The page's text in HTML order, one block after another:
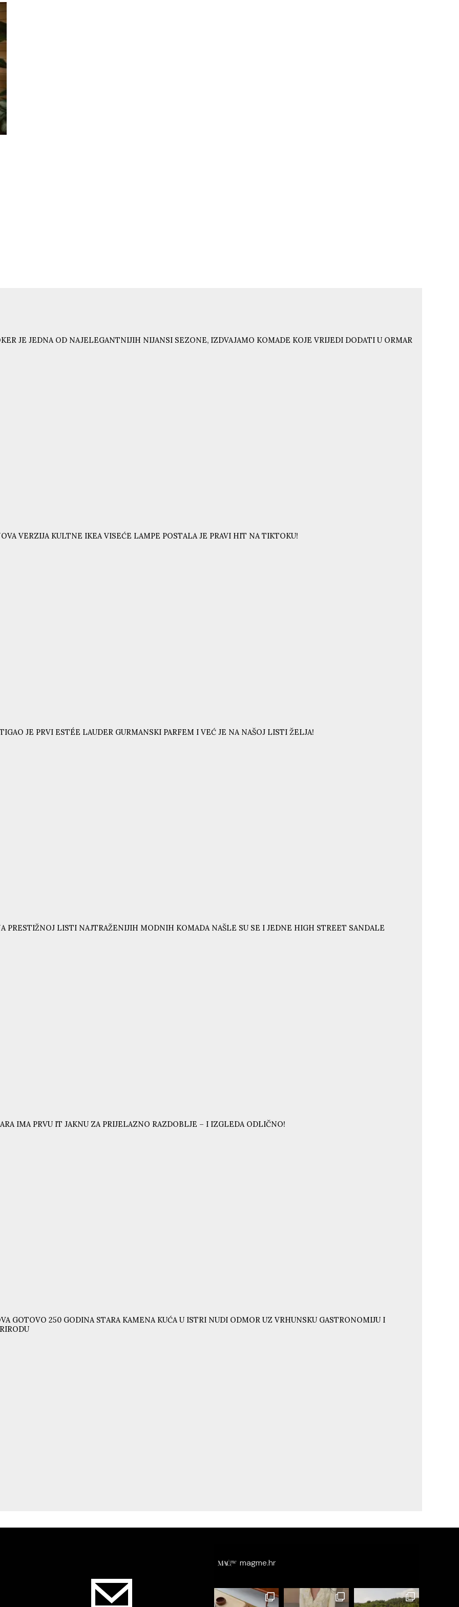
JE JEDNA OD NAJELEGANTNIJIH NIJANSI SEZONE, IZDVAJAMO KOMADE KOJE VRIJEDI DODATI U ORMAR
VERZIJA KULTNE IKEA VISEĆE LAMPE POSTALA JE PRAVI HIT NA TIKTOKU!
JE PRVI ESTÉE LAUDER GURMANSKI PARFEM I VEĆ JE NA NAŠOJ LISTI ŽELJA!
PRESTIŽNOJ LISTI NAJTRAŽENIJIH MODNIH KOMADA NAŠLE SU SE I JEDNE HIGH STREET SANDALE
IMA PRVU IT JAKNU ZA PRIJELAZNO RAZDOBLJE – I IZGLEDA ODLIČNO!
GOTOVO 250 GODINA STARA KAMENA KUĆA U ISTRI NUDI ODMOR UZ VRHUNSKU GASTRONOMIJU I
magme.hr